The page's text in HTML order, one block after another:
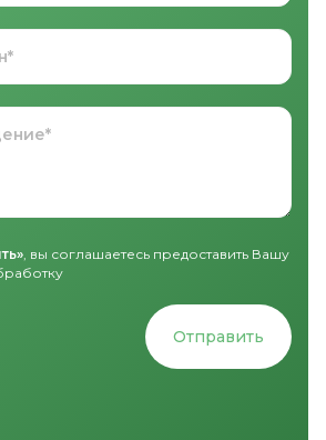
, вы соглашаетесь предоставить Вашу
Отправить